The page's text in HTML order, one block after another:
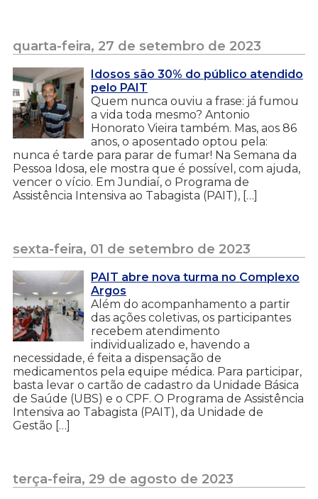
quarta-feira, 27 de setembro de 2023
Idosos são 30% do público atendido
pelo PAIT
Quem nunca ouviu a frase: já fumou
a vida toda mesmo? Antonio
Honorato Vieira também. Mas, aos 86
anos, o aposentado optou pela:
nunca é tarde para parar de fumar! Na Semana da
Pessoa Idosa, ele mostra que é possível, com ajuda,
vencer o vício. Em Jundiaí, o Programa de
Assistência Intensiva ao Tabagista (PAIT), […]
sexta-feira, 01 de setembro de 2023
PAIT abre nova turma no Complexo
Argos
Além do acompanhamento a partir
das ações coletivas, os participantes
recebem atendimento
individualizado e, havendo a
necessidade, é feita a dispensação de
medicamentos pela equipe médica. Para participar,
basta levar o cartão de cadastro da Unidade Básica
de Saúde (UBS) e o CPF. O Programa de Assistência
Intensiva ao Tabagista (PAIT), da Unidade de
Gestão […]
terça-feira, 29 de agosto de 2023